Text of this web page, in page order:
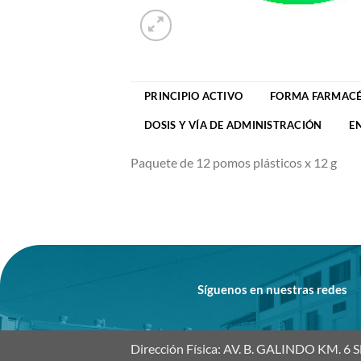
PRINCIPIO ACTIVO FORMA
DOSIS Y VÍA DE ADMINISTRACIÓN
Paquete de 12 pomos plásticos x 12 g
Síguenos en nuestras redes
Dirección Física: AV. B. GALINDO KM. 6